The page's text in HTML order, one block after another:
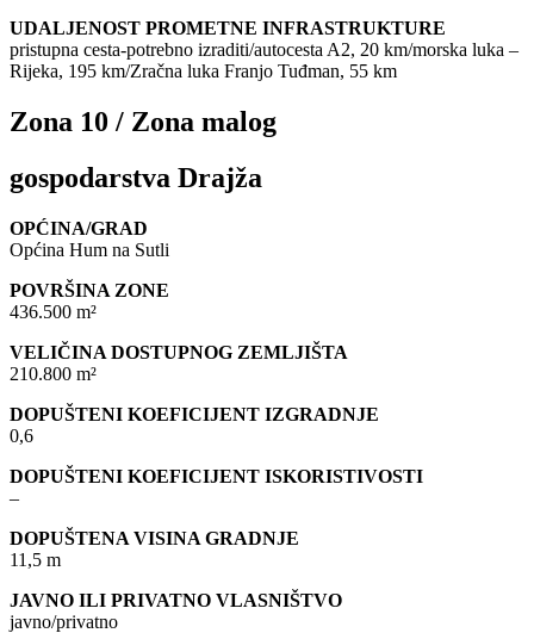
UDALJENOST PROMETNE INFRASTRUKTURE
pristupna cesta-potrebno izraditi/autocesta A2, 20 km/morska luka –
Rijeka, 195 km/Zračna luka Franjo Tuđman, 55 km
Zona 10 / Zona malog
gospodarstva Drajža
OPĆINA/GRAD
Općina Hum na Sutli
POVRŠINA ZONE
436.500 m²
VELIČINA DOSTUPNOG ZEMLJIŠTA
210.800 m²
DOPUŠTENI KOEFICIJENT IZGRADNJE
0,6
DOPUŠTENI KOEFICIJENT ISKORISTIVOSTI
–
DOPUŠTENA VISINA GRADNJE
11,5 m
JAVNO ILI PRIVATNO VLASNIŠTVO
javno/privatno